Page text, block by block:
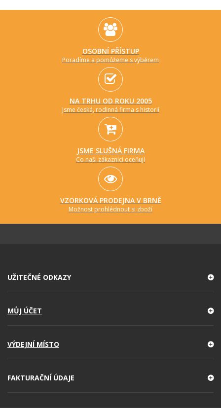
OSOBNÍ PŘÍSTUP
Poradíme a pomůžeme s výběrem
NA TRHU OD ROKU 2005
Jsme česká, rodinná firma s historií
JSME SLUŠNÁ FIRMA
Co naši zákazníci oceňují
VZORKOVÁ PRODEJNA V BRNĚ
Možnost prohlédnout si zboží
UŽITEČNÉ ODKAZY
MŮJ ÚČET
VÝDEJNÍ MÍSTO
FAKTURAČNÍ ÚDAJE